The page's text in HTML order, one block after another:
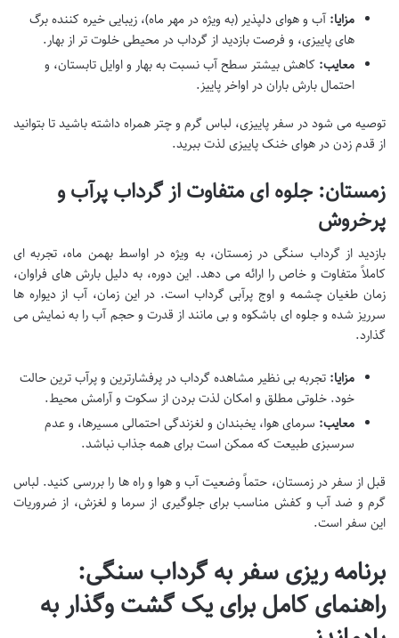
مزایا:آب و هوای دلپذیر (به ویژه در مهر ماه)، زیبایی خیره کننده برگ
های پاییزی، و فرصت بازدید از گرداب در محیطی خلوت تر از بهار.
معایب: کاهش بیشتر سطح آب نسبت به بهار و اوایل تابستان، و
احتمال بارش باران در اواخر پاییز.
توصیه می شود در سفر پاییزی، لباس گرم و چتر همراه داشته باشید تا بتوانید
از قدم زدن در هوای خنک پاییزی لذت ببرید.
زمستان: جلوه ای متفاوت از گرداب پرآب و
پرخروش
بازدید از گرداب سنگی در زمستان، به ویژه در اواسط بهمن ماه، تجربه ای
کاملاً متفاوت و خاص را ارائه می دهد. این دوره، به دلیل بارش های فراوان،
زمان طغیان چشمه و اوج پرآبی گرداب است. در این زمان، آب از دیواره ها
سرریز شده و جلوه ای باشکوه و بی مانند از قدرت و حجم آب را به نمایش می
گذارد.
مزایا: تجربه بی نظیر مشاهده گرداب در پرفشارترین و پرآب ترین حالت
خود. خلوتی مطلق و امکان لذت بردن از سکوت و آرامش محیط.
معایب: سرمای هوا، یخبندان و لغزندگی احتمالی مسیرها، و عدم
سرسبزی طبیعت که ممکن است برای همه جذاب نباشد.
قبل از سفر در زمستان، حتماً وضعیت آب و هوا و راه ها را بررسی کنید. لباس
گرم و ضد آب و کفش مناسب برای جلوگیری از سرما و لغزش، از ضروریات
این سفر است.
برنامه ریزی سفر به گرداب سنگی:
راهنمای کامل برای یک گشت وگذار به